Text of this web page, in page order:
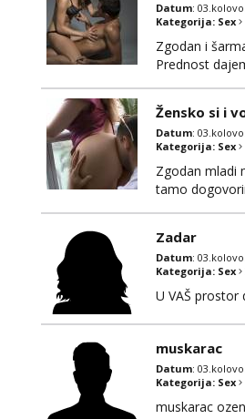
Datum:
Kategorija: Sex
Zgodan i
Prednost
Žensko si i
Datum:
Kategorija: Sex
Zgodan mladi
tamo
Zadar
Datum:
Kategorija: Sex
U VAŠ prostor
muskarac
Datum:
Kategorija: Sex
muskarac